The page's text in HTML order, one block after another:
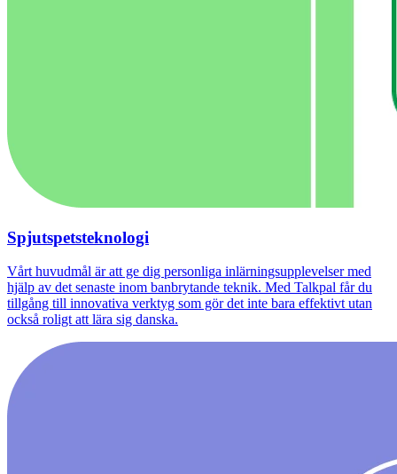
Spjutspetsteknologi
Vårt huvudmål är att ge dig personliga inlärningsupplevelser med
hjälp av det senaste inom banbrytande teknik. Med Talkpal får du
tillgång till innovativa verktyg som gör det inte bara effektivt utan
också roligt att lära sig danska.